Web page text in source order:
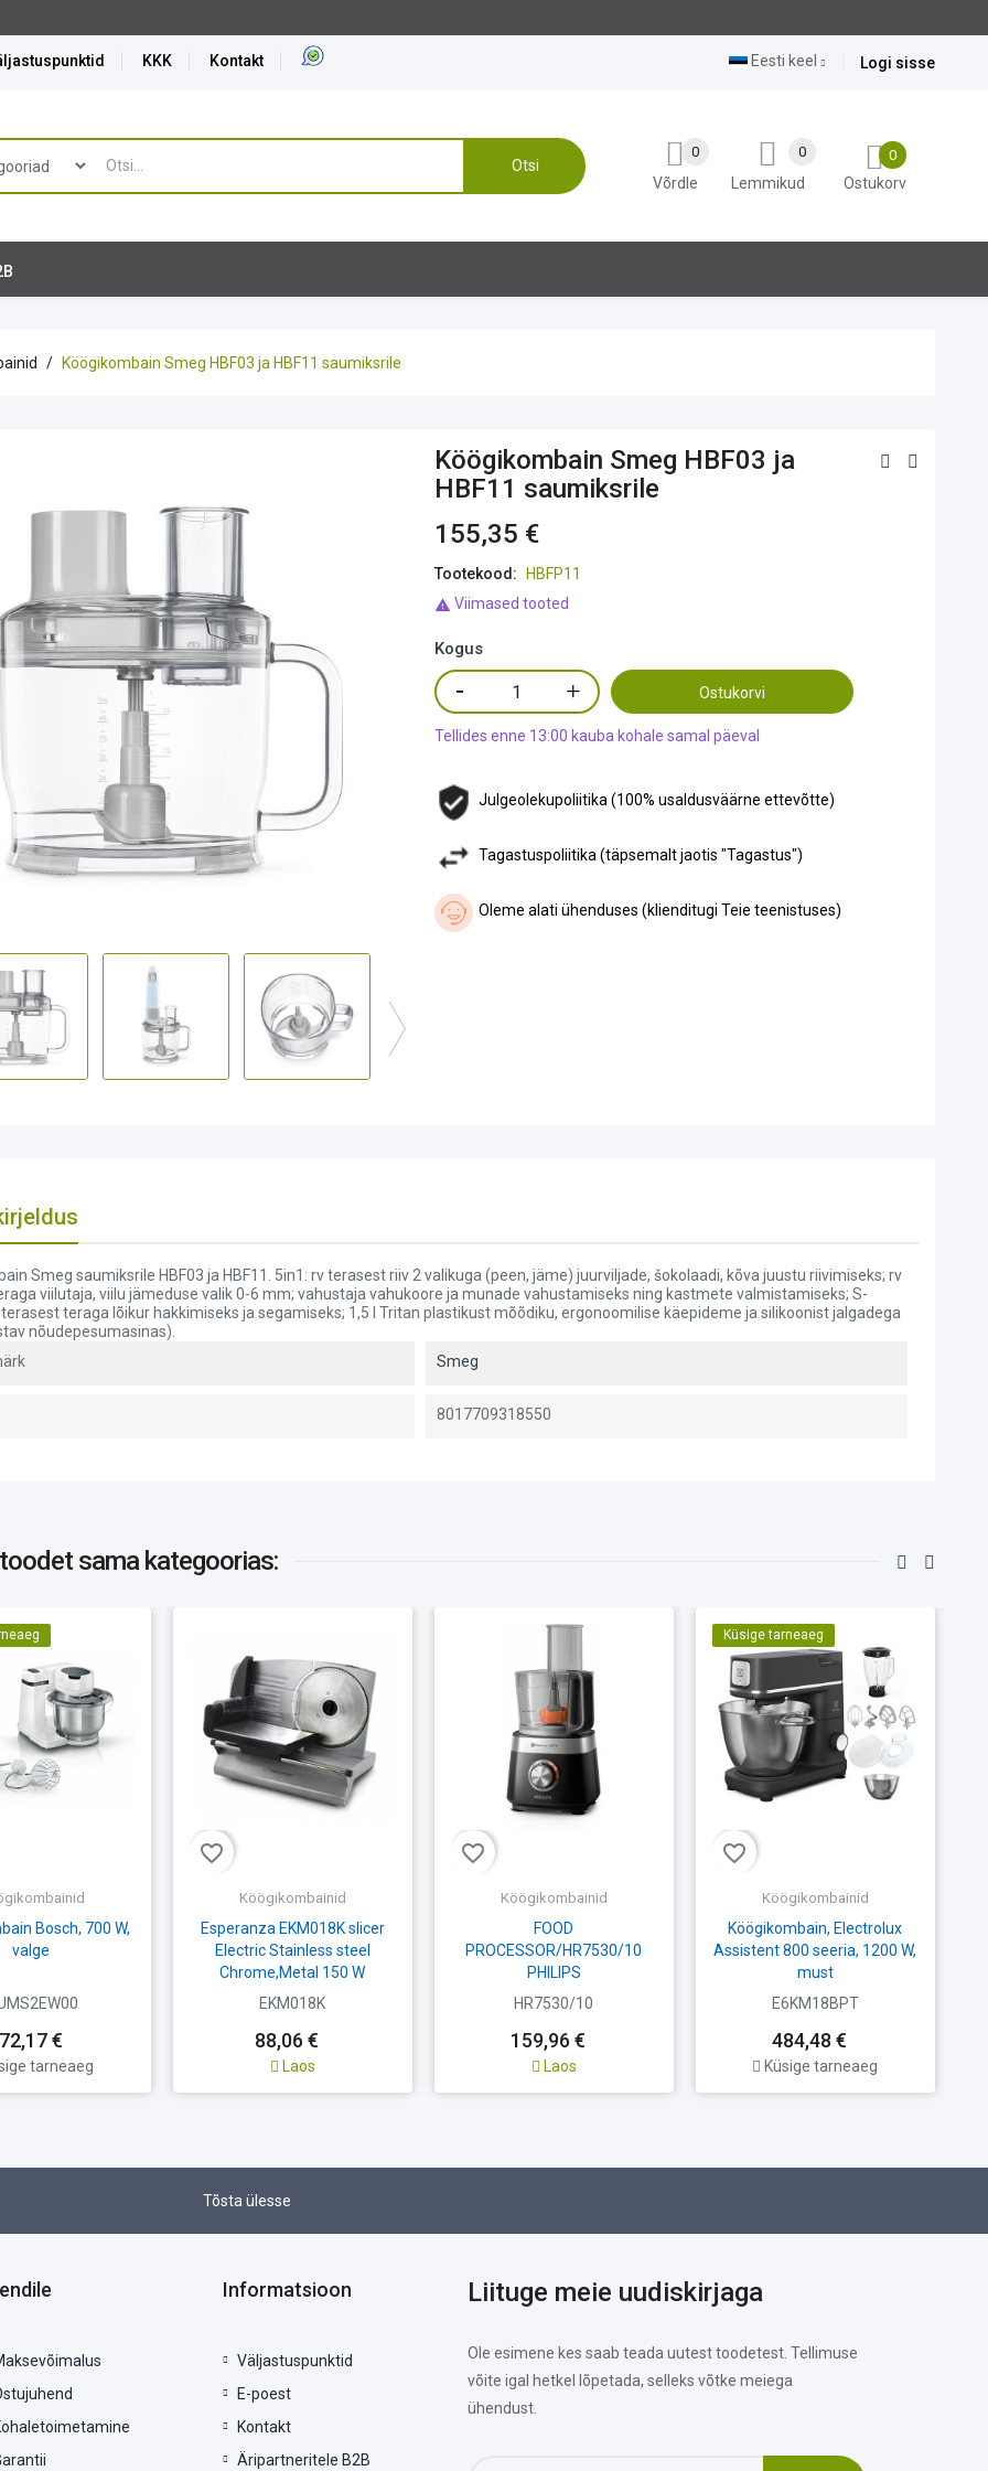
KKK
Kontakt
Logi sisse
Eesti keel
Otsi
0
Ostukorv
Lemmikud
0
Võrdle
0
Köögikombain Smeg HBF03 ja HBF11 saumiksrile
Köögikombain Smeg HBF03 ja
HBF11 saumiksrile
155,35 €
Tootekood: HBFP11
 Viimased tooted
Kogus
Ostukorvi
Tellides enne 13:00 kauba kohale samal päeval
Julgeolekupoliitika (100% usaldusväärne ettevõtte)
Tagastuspoliitika (täpsemalt jaotis "Tagastus")
Oleme alati ühenduses (klienditugi Teie teenistuses)
Smeg saumiksrile HBF03 ja HBF11. 5in1: rv terasest riiv 2 valikuga (peen, jäme) juurviljade, šokolaadi, kõva juustu riivimiseks; rv
viilutaja, viilu jämeduse valik 0-6 mm; vahustaja vahukoore ja munade vahustamiseks ning kastmete valmistamiseks; S-
terasest teraga lõikur hakkimiseks ja segamiseks; 1,5 l Tritan plastikust mõõdiku, ergonoomilise käepideme ja silikoonist jalgadega
nõudepesumasinas).
Smeg
8017709318550
sama kategoorias:
Bosch, 700 W,
valge
€
tarneaeg
favorite_border
Köögikombainid
Esperanza EKM018K slicer
Electric Stainless steel
Chrome,Metal 150 W
EKM018K
88,06 €
Laos
favorite_border
Köögikombainid
FOOD
PROCESSOR/HR7530/10
PHILIPS
HR7530/10
159,96 €
Laos
favorite_border
Küsige tarneaeg
Köögikombainid
Köögikombain, Electrolux
Assistent 800 seeria, 1200 W,
must
E6KM18BPT
484,48 €
Küsige tarneaeg
Tõsta ülesse
Informatsioon
Väljastuspunktid
E-poest
Kontakt
Äripartneritele B2B
Liituge meie uudiskirjaga
Ole esimene kes saab teada uutest toodetest. Tellimuse
võite igal hetkel lõpetada, selleks võtke meiega
ühendust.